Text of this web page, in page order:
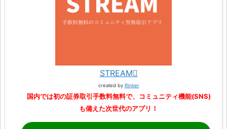
STREAM
created by Rinker
国内では初の証券取引手数料無料で、コミュニティ機能(SNS)
も備えた次世代のアプリ！